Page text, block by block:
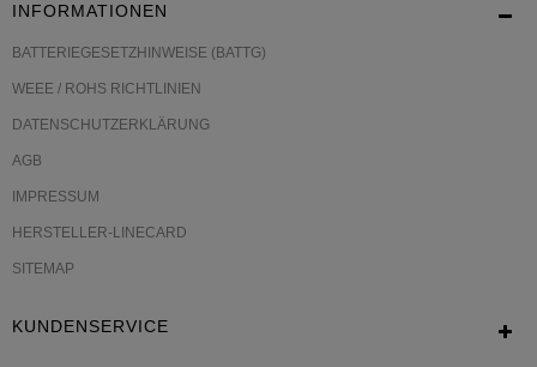
INFORMATIONEN
BATTERIEGESETZHINWEISE (BATTG)
WEEE / ROHS RICHTLINIEN
DATENSCHUTZERKLÄRUNG
AGB
IMPRESSUM
HERSTELLER-LINECARD
SITEMAP
KUNDENSERVICE